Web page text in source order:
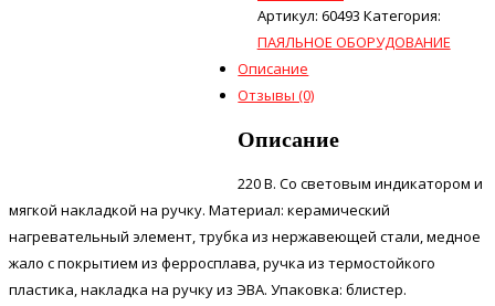
Артикул: 60493 Категория:
ПАЯЛЬНОЕ ОБОРУДОВАНИЕ
Описание
Отзывы (0)
Описание
220 В. Со световым индикатором и
мягкой накладкой на ручку. Материал: керамический
нагревательный элемент, трубка из нержавеющей стали, медное
жало с покрытием из ферросплава, ручка из термостойкого
пластика, накладка на ручку из ЭВА. Упаковка: блистер.